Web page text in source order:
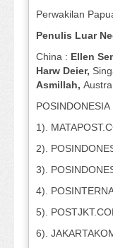
Perwakilan
Penulis Luar
China : Ellen
Harw Deier,
Asmillah,
1).
2).
3).
4).
5).
6).